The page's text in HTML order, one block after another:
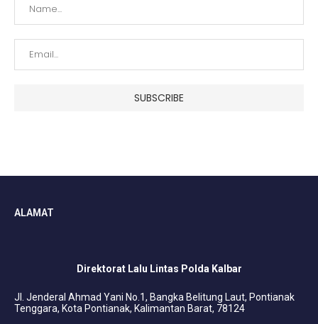
ALAMAT
Direktorat Lalu Lintas Polda Kalbar
Jl. Jenderal Ahmad Yani No.1, Bangka Belitung Laut, Pontianak
Tenggara, Kota Pontianak, Kalimantan Barat, 78124